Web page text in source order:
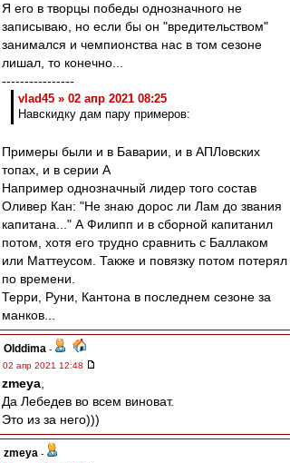
Я его в творцы победы однозначного не
записываю, но если бы он "вредительством"
занимался и чемпионства нас в том сезоне
лишал, то конечно...
----------------
vlad45 » 02 апр 2021 08:25
Навскидку дам пару примеров:
Примеры были и в Баварии, и в АПЛовских
топах, и в серии А
Например однозначный лидер того состав
Оливер Кан: "Не знаю дорос ли Лам до звания
капитана..." А Филипп и в сборной капитанил
потом, хотя его трудно сравнить с Баллаком
или Маттеусом. Также и повязку потом потерял
по времени.
Терри, Руни, Кантона в последнем сезоне за
манков...
Olddima -
02 апр 2021 12:48
zmeya
Да Лебедев во всем виноват.
Это из за него)))
zmeya -